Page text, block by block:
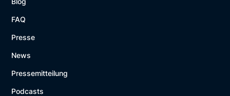
FAQ
Presse
News
Pressemitteilung
Podcasts